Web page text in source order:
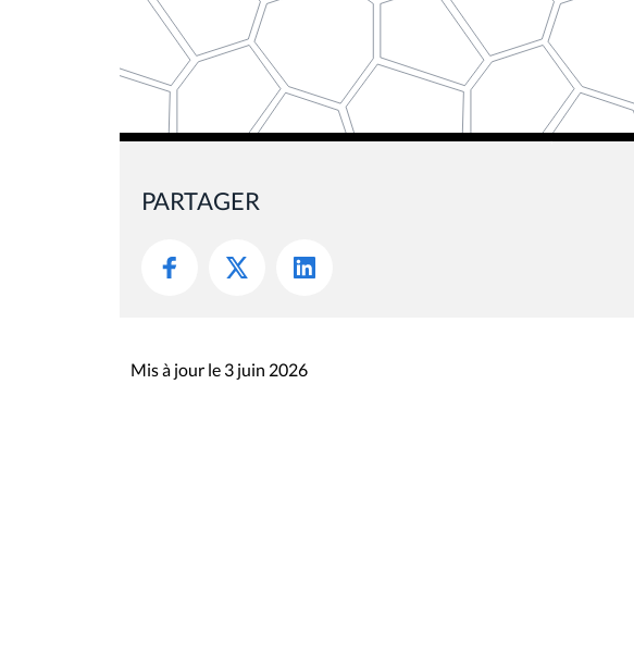
PARTAGER
Mis à jour le 3 juin 2026